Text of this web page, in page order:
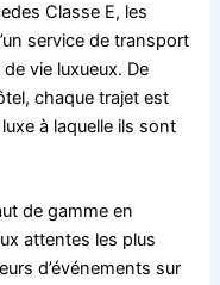
Classe E, les
service de transport
vie luxueux. De
chaque trajet est
à laquelle ils sont
de gamme en
attentes les plus
d’événements sur